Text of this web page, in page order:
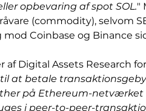
opbevaring af spot SOL."
(commodity), selvom
Coinbase og Binance
af Digital Assets Research
at betale
på Ethereum-netværket
i peer-to-peer-